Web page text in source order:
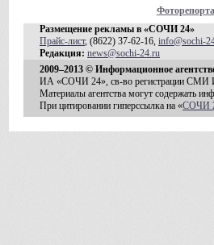
Размещение рекламы в «СОЧИ 24»
Прайс-лист, (8622) 37-62-16, info@sochi-
Редакция: news@sochi-24.ru
2009–2013 © Информационное
ИА «СОЧИ 24», св-во регистрации
Материалы агентства могут содержать
При цитировании гиперссылка на «СОЧИ